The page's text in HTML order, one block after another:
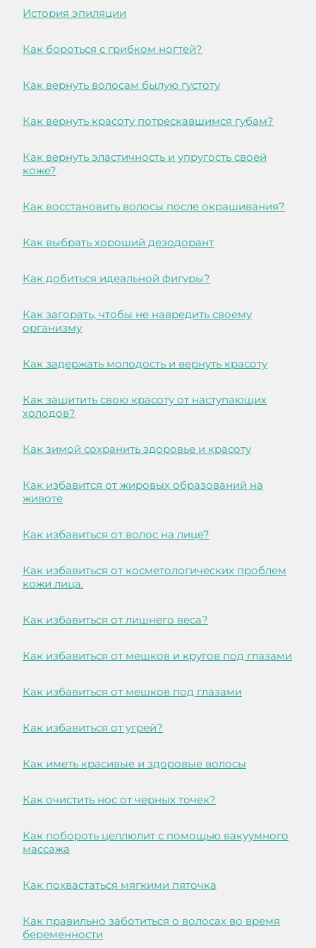
История эпиляции
Как бороться с грибком ногтей?
Как вернуть волосам былую густоту
Как вернуть красоту потрескавшимся губам?
Как вернуть эластичность и упругость своей
коже?
Как восстановить волосы после окрашивания?
Как выбрать хороший дезодорант
Как добиться идеальной фигуры?
Как загорать, чтобы не навредить своему
организму
Как задержать молодость и вернуть красоту
Как защитить свою красоту от наступающих
холодов?
Как зимой сохранить здоровье и красоту
Как избавится от жировых образований на
животе
Как избавиться от волос на лице?
Как избавиться от косметологических проблем
кожи лица.
Как избавиться от лишнего веса?
Как избавиться от мешков и кругов под глазами
Как избавиться от мешков под глазами
Как избавиться от угрей?
Как иметь красивые и здоровые волосы
Как очистить нос от черных точек?
Как побороть целлюлит с помощью вакуумного
массажа
Как похвастаться мягкими пяточка
Как правильно заботиться о волосах во время
беременности